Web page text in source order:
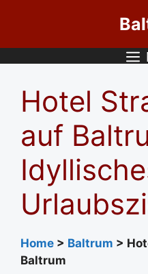
Hotel
auf
Home > Baltrum >
Baltrum